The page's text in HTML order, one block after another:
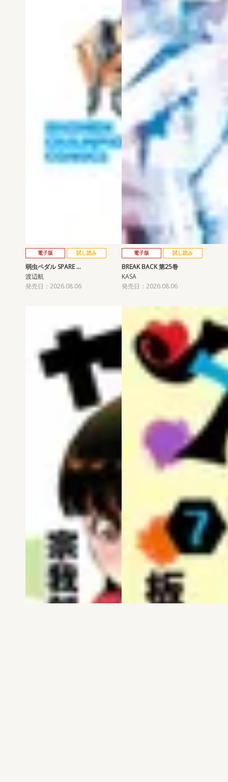
電子版 試し読み
弱虫ペダル SPARE …
渡辺航
発売日：2026.08.06
電子版 試し読み
BREAK BACK 第25巻
KASA
発売日：2026.08.06